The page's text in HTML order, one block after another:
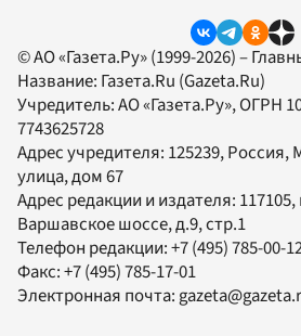
© АО «Газета.Ру» (1999-2026) –
Название: Газета.Ru (Gazeta.Ru)
Учредитель:АО «Газета.Ру», ОГРН
7743625728
Адрес учредителя: 125239, Россия,
улица, дом 67
Адрес редакции и издателя: 117105,
Варшавское шоссе, д.9, стр.1
Телефон редакции:+7 (495) 785-00-
Факс:+7 (495) 785-17-01
Электронная почта: